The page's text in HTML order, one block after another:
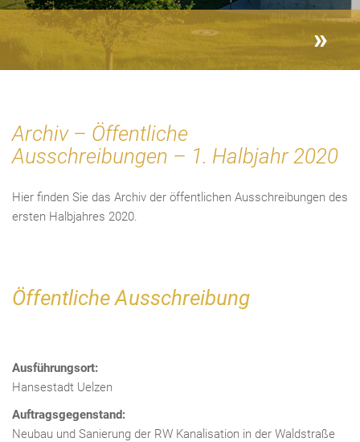
Archiv – Öffentliche
Ausschreibungen – 1. Halbjahr 2020
Hier finden Sie das Archiv der öffentlichen Ausschreibungen des
ersten Halbjahres 2020.
Öffentliche Ausschreibung
Ausführungsort:
Hansestadt Uelzen
Auftragsgegenstand:
Neubau und Sanierung der RW Kanalisation in der Waldstraße